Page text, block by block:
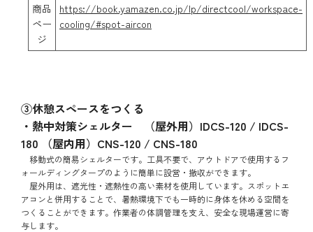
商品
ペー
ジ
https://book.yamazen.co.jp/lp/directcool/workspace-
cooling/#spot-aircon
③休憩スペースをつくる
・熱中対策シェルター （屋外用）IDCS-120 / IDCS-
180 （屋内用）CNS-120 / CNS-180
移動式の簡易シェルターです。工具不要で、アウトドアで使用するフ
ォールディングタープのように簡単に設営・撤収ができます。
屋外用は、遮光性・遮熱性の高い素材を使用しています。スポットエ
アコンと併用することで、暑熱環境下でも一時的に身体を休める空間を
つくることができます。作業者の体調管理を支え、安全な現場運営に寄
与します。